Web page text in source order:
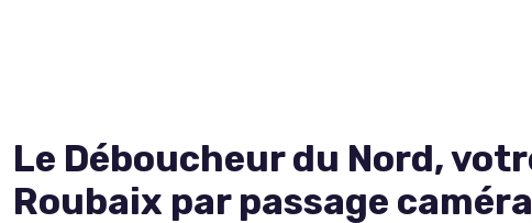
Le Déboucheur du Nord,
Roubaix par passage caméra